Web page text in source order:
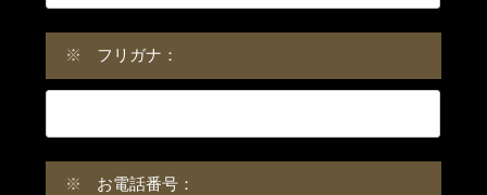
※ フリガナ：
※ お電話番号：